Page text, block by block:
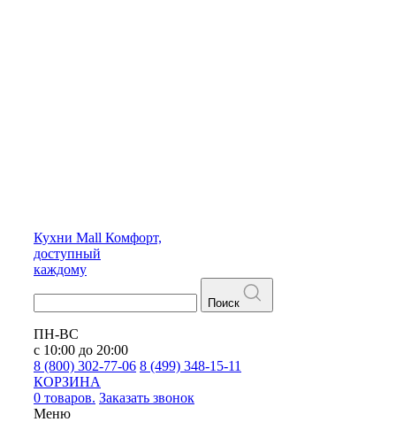
Кухни Mall Комфорт,
доступный
каждому
Поиск
ПН-ВС
с 10:00 до 20:00
8 (800) 302-77-06 8 (499) 348-15-11
КОРЗИНА
0 товаров. Заказать звонок
Меню